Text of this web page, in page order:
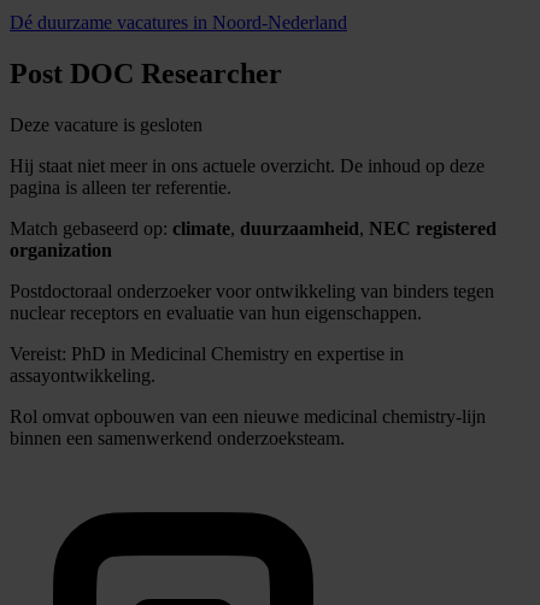
Dé duurzame vacatures in Noord-Nederland
Post DOC Researcher
Deze vacature is gesloten
Hij staat niet meer in ons actuele overzicht. De inhoud op deze
pagina is alleen ter referentie.
Match gebaseerd op: climate, duurzaamheid, NEC registered
organization
Postdoctoraal onderzoeker voor ontwikkeling van binders tegen
nuclear receptors en evaluatie van hun eigenschappen.
Vereist: PhD in Medicinal Chemistry en expertise in
assayontwikkeling.
Rol omvat opbouwen van een nieuwe medicinal chemistry-lijn
binnen een samenwerkend onderzoeksteam.